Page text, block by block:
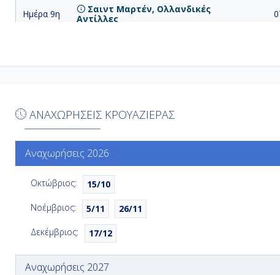
Ημέρα 9η
Σαιντ Μαρτέν, Ολλανδικές
Αντίλλες
Ημέρα
12η
Εν Πλω
Ημέρα
13η
Μαϊάμι, Η.Π.Α.
ΑΝΑΧΩΡΗΣΕΙΣ ΚΡΟΥΑΖΙΕΡΑΣ
Αναχωρήσεις 2026
Οκτώβριος:
15/10
Νοέμβριος:
5/11
26/11
Δεκέμβριος:
17/12
Αναχωρήσεις 2027